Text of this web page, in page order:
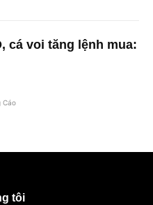
cá voi tăng lệnh mua:
Cáo
tôi